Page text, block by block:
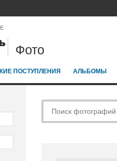
Фото
ПОСТУПЛЕНИЯ АЛЬБОМЫ